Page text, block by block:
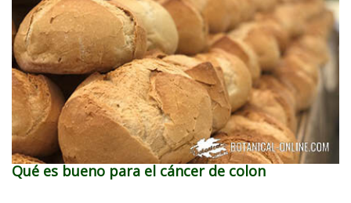
Qué es bueno para el cáncer de colon